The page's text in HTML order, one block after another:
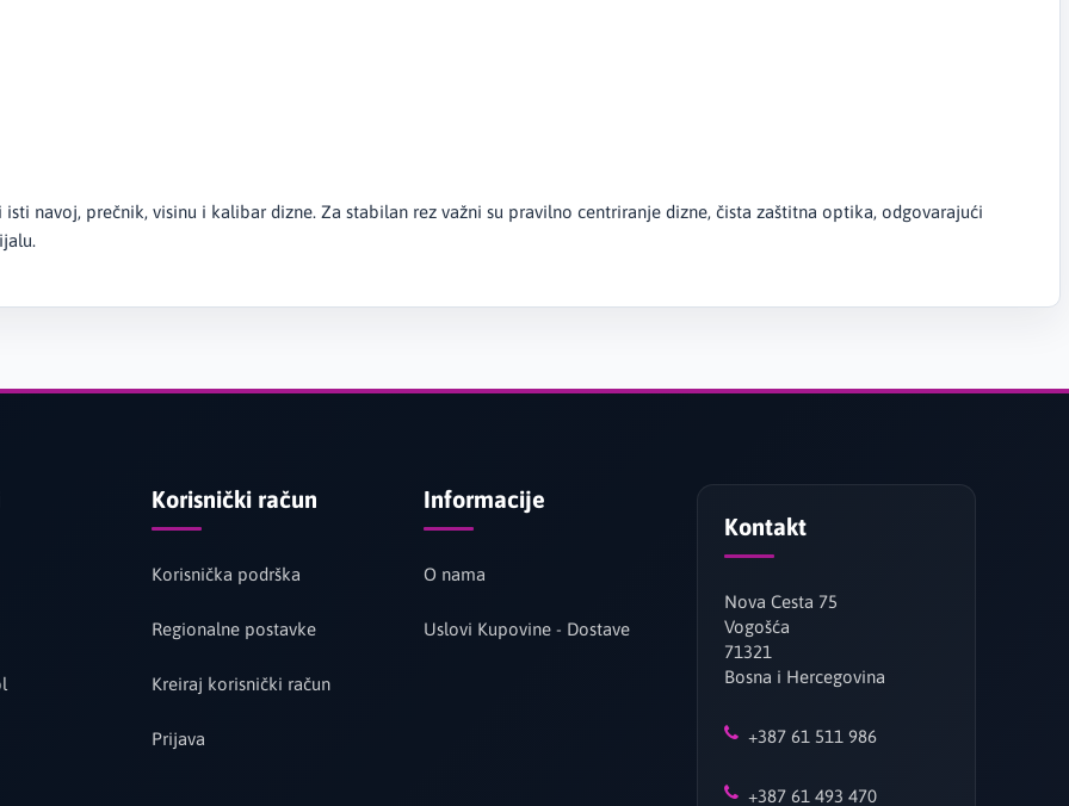
navoj, prečnik, visinu i kalibar dizne. Za stabilan rez važni su pravilno centriranje dizne, čista zaštitna optika, odgovarajući
Korisnički račun
Korisnička podrška
Regionalne postavke
Kreiraj korisnički račun
Prijava
Informacije
O nama
Uslovi Kupovine - Dostave
Kontakt
Nova Cesta 75
Vogošća
71321
Bosna i Hercegovina
+387 61 511 986
+387 61 493 470